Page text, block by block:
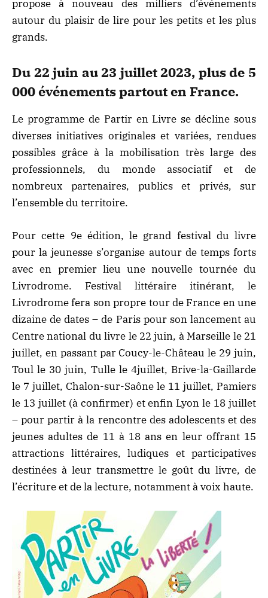
propose à nouveau des milliers d’événements
autour du plaisir de lire pour les petits et les plus
grands.
Du 22 juin au 23 juillet 2023, plus de 5
000 événements partout en France.
Le programme de Partir en Livre se décline sous
diverses initiatives originales et variées, rendues
possibles grâce à la mobilisation très large des
professionnels, du monde associatif et de
nombreux partenaires, publics et privés, sur
l’ensemble du territoire.
Pour cette 9e édition, le grand festival du livre
pour la jeunesse s’organise autour de temps forts
avec en premier lieu une nouvelle tournée du
Livrodrome. Festival littéraire itinérant, le
Livrodrome fera son propre tour de France en une
dizaine de dates – de Paris pour son lancement au
Centre national du livre le 22 juin, à Marseille le 21
juillet, en passant par Coucy-le-Château le 29 juin,
Toul le 30 juin, Tulle le 4juillet, Brive-la-Gaillarde
le 7 juillet, Chalon-sur-Saône le 11 juillet, Pamiers
le 13 juillet (à confirmer) et enfin Lyon le 18 juillet
– pour partir à la rencontre des adolescents et des
jeunes adultes de 11 à 18 ans en leur offrant 15
attractions littéraires, ludiques et participatives
destinées à leur transmettre le goût du livre, de
l’écriture et de la lecture, notamment à voix haute.